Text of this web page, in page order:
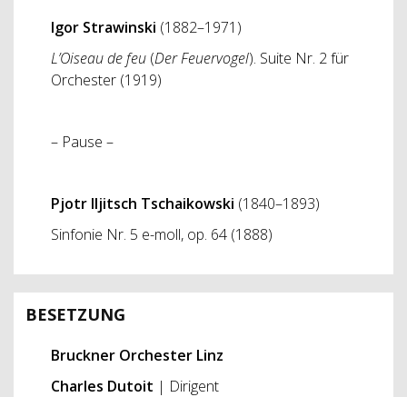
Igor Strawinski (1882–1971)
L’Oiseau de feu (Der Feuervogel). Suite Nr. 2 für
Orchester (1919)
– Pause –
Pjotr Iljitsch Tschaikowski (1840–1893)
Sinfonie Nr. 5 e-moll, op. 64 (1888)
BESETZUNG
Bruckner Orchester Linz
Charles Dutoit | Dirigent